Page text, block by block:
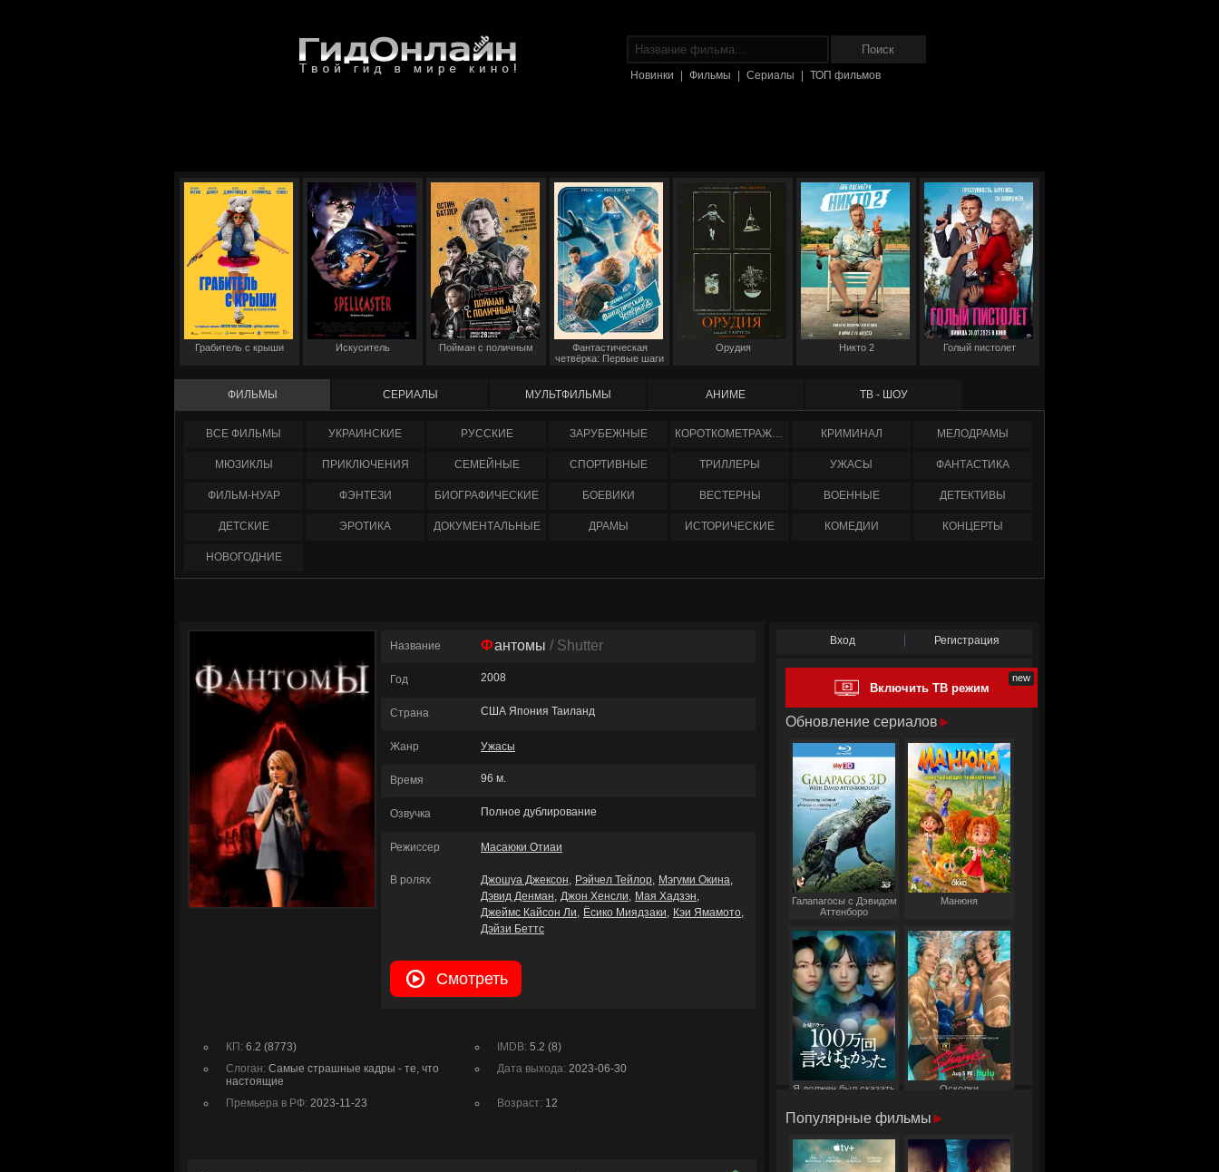
Новинки Фильмы Сериалы ТОП фильмов
Грабитель с крыши Искуситель Пойман с поличным
Фантастическая
четвёрка: Первые шаги
Орудия Никто 2 Голый пистолет
ФИЛЬМЫ СЕРИАЛЫ МУЛЬТФИЛЬМЫ АНИМЕ ТВ - ШОУ
ФИЛЬМЫ УКРАИНCКИЕ РУССКИЕ ЗАРУБЕЖНЫЕ КОРОТКОМЕТРАЖНЫЕ КРИМИНАЛ МЕЛОДРАМЫ
МЮЗИКЛЫ ПРИКЛЮЧЕНИЯ СЕМЕЙНЫЕ СПОРТИВНЫЕ ТРИЛЛЕРЫ УЖАСЫ ФАНТАСТИКА
ФИЛЬМ-НУАР ФЭНТЕЗИ БИОГРАФИЧЕСКИЕ БОЕВИКИ ВЕСТЕРНЫ ВОЕННЫЕ ДЕТЕКТИВЫ
ДЕТСКИЕ ЭРОТИКА ДОКУМЕНТАЛЬНЫЕ ДРАМЫ ИСТОРИЧЕСКИЕ КОМЕДИИ КОНЦЕРТЫ
НОВОГОДНИЕ
Название Фантомы / Shutter
Год 2008
Страна США Япония Таиланд
Жанр Ужасы
Время 96 м.
Озвучка Полное дублирование
Режиссер Масаюки Отиаи
В ролях Джошуа Джексон Рэйчел Тейлор
Мэгуми Окина
Дэвид Денман Джон Хенсли
Мая Хадзэн
Джеймс Кайсон Ли
Ёсико Миядзаки
Кэи Ямамото
Дэйзи Беттс
Смотреть
КП: 6.2 (8773) IMDB:5.2 (8)
Слоган: Самые страшные кадры - те, что
настоящие
Дата выхода:2023-06-30
Премьера в РФ: 2023-11-23 Возраст: 12
Вход Регистрация
Включить ТВ режим
Обновление сериалов
Галапагосы с Дэвидом
Аттенборо
Манюня
Я должен был сказать
Осколки
Популярные фильмы